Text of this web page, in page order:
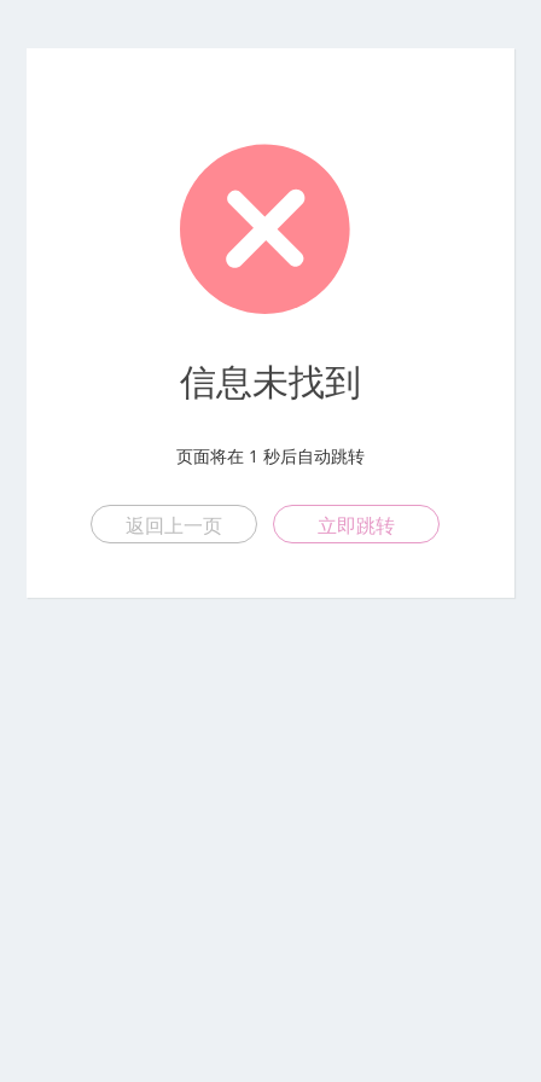
信息未找到
页面将在 1 秒后自动跳转
返回上一页 立即跳转